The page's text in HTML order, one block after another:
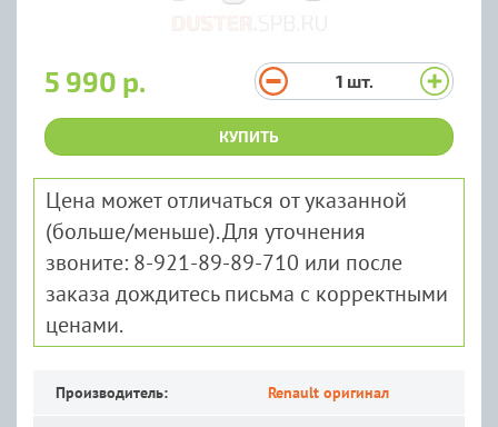
5 990 р. 1 шт.
КУПИТЬ
Цена может отличаться от указанной
(больше/меньше). Для уточнения
звоните: 8-921-89-89-710 или после
заказа дождитесь письма с корректными
ценами.
Производитель: Renault оригинал